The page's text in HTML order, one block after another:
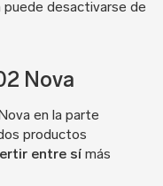
desactivarse de
Nova
en la parte
productos
entre sí más